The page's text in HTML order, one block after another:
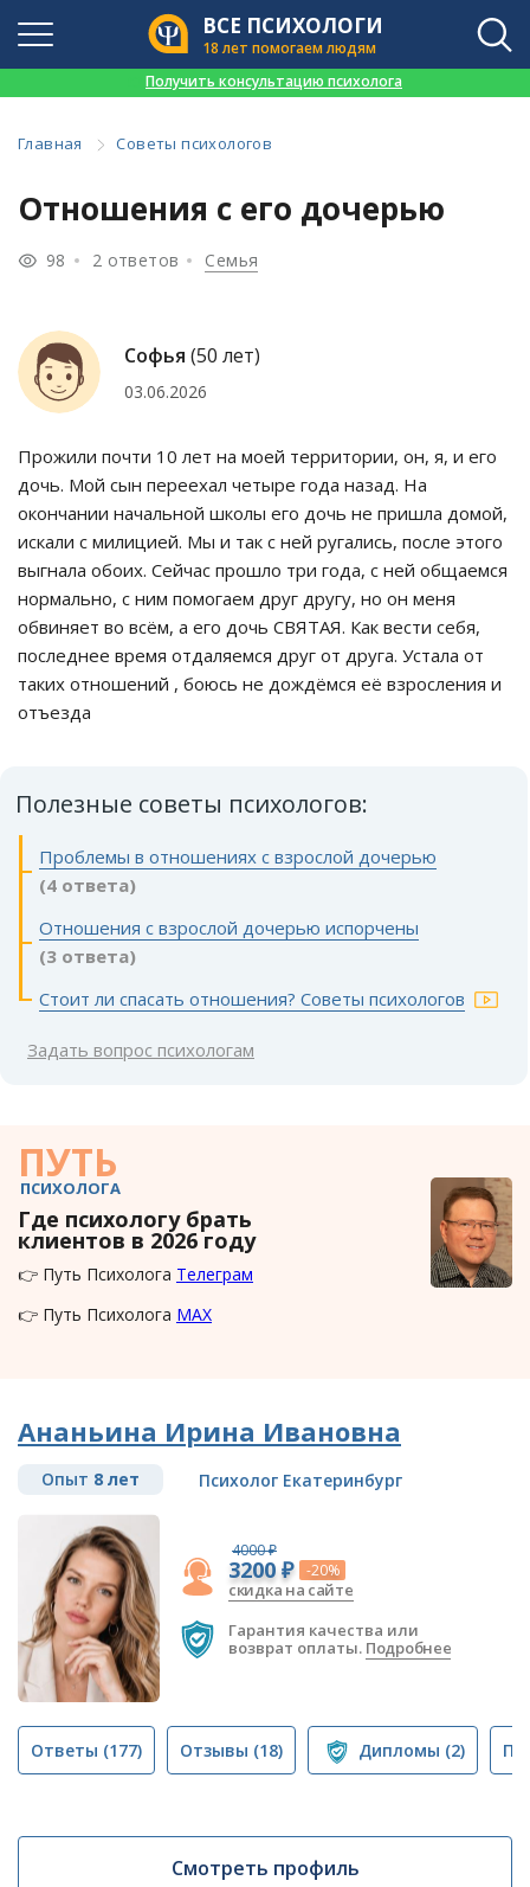
ВСЕ ПСИХОЛОГИ
18 лет помогаем людям
Получить консультацию психолога
Главная Советы психологов
Отношения с его дочерью
98 2 ответов Семья
Софья (50 лет)
03.06.2026
Прожили почти 10 лет на моей территории, он, я, и его
дочь. Мой сын переехал четыре года назад. На
окончании начальной школы его дочь не пришла домой,
искали с милицией. Мы и так с ней ругались, после этого
выгнала обоих. Сейчас прошло три года, с ней общаемся
нормально, с ним помогаем друг другу, но он меня
обвиняет во всём, а его дочь СВЯТАЯ. Как вести себя,
последнее время отдаляемся друг от друга. Устала от
таких отношений , боюсь не дождёмся её взросления и
отъезда
Полезные советы психологов:
Проблемы в отношениях с взрослой дочерью
(4 ответа)
Отношения с взрослой дочерью испорчены
(3 ответа)
Стоит ли спасать отношения? Советы психологов
Задать вопрос психологам
ПУТЬ
ПСИХОЛОГА
Где психологу брать
клиентов в 2026 году
👉 Путь Психолога Телеграм
👉 Путь Психолога MAX
Ананьина Ирина Ивановна
Опыт 8 лет Психолог Екатеринбург
4000 ₽
3200 ₽ -20%
скидка на сайте
Гарантия качества или
возврат оплаты. Подробнее
Ответы (177) Отзывы (18) Дипломы (2)
Смотреть профиль